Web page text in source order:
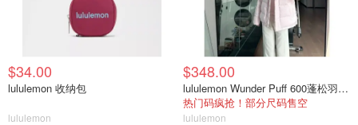
$34.00
lululemon 收纳包
lululemon
$348.00
lululemon Wunder Puff 600蓬松羽绒夹克
热门码疯抢！部分尺码售空
lululemon